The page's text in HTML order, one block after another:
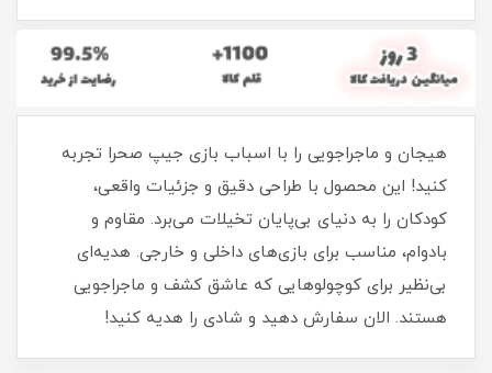
هیجان و ماجراجویی را با اسباب بازی جیپ صحرا تجربه
کنید! این محصول با طراحی دقیق و جزئیات واقعی،
کودکان را به دنیای بی‌پایان تخیلات می‌برد. مقاوم و
بادوام، مناسب برای بازی‌های داخلی و خارجی. هدیه‌ای
بی‌نظیر برای کوچولوهایی که عاشق کشف و ماجراجویی
هستند. الان سفارش دهید و شادی را هدیه کنید!